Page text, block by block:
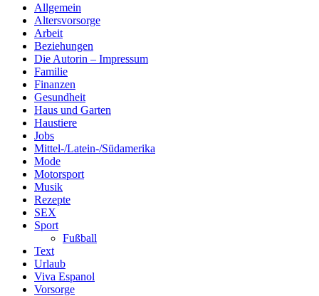
Allgemein
Altersvorsorge
Arbeit
Beziehungen
Die Autorin – Impressum
Familie
Finanzen
Gesundheit
Haus und Garten
Haustiere
Jobs
Mittel-/Latein-/Südamerika
Mode
Motorsport
Musik
Rezepte
SEX
Sport
Fußball
Text
Urlaub
Viva Espanol
Vorsorge